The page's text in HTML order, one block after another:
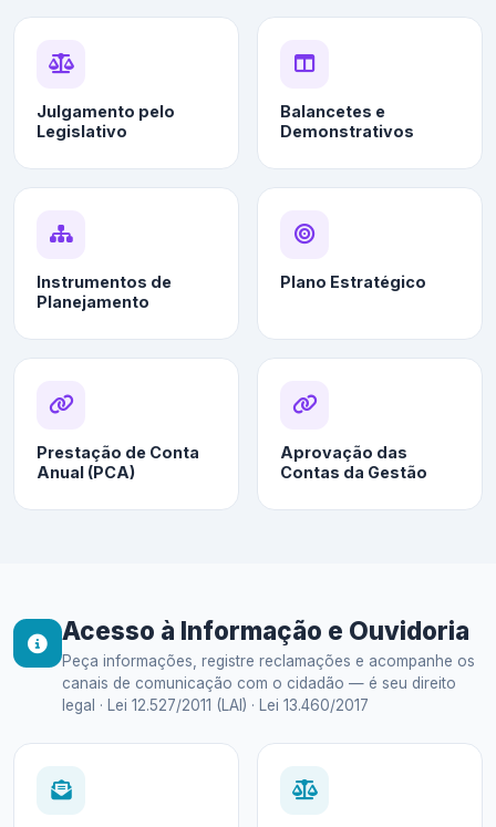
Julgamento pelo
Legislativo
Balancetes e
Demonstrativos
Instrumentos de
Planejamento
Plano Estratégico
Prestação de Conta
Anual (PCA)
Aprovação das
Contas da Gestão
Acesso à Informação e Ouvidoria
Peça informações, registre reclamações e acompanhe os
canais de comunicação com o cidadão — é seu direito
legal · Lei 12.527/2011 (LAI) · Lei 13.460/2017